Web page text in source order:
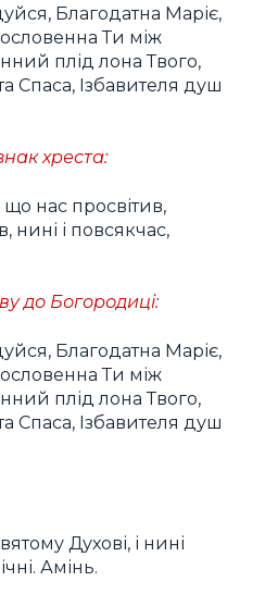
Благодатна Маріє,
Ти між
плід лона Твого,
Спаса, Ізбавителя душ
хреста:
нас просвітив,
нині і повсякчас,
до Богородиці:
Благодатна Маріє,
Ти між
плід лона Твого,
Спаса, Ізбавителя душ
Духові, і нині
Амінь.